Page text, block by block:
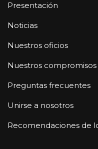
Presentación
Noticias
Nuestros oficios
Nuestros compromisos
Preguntas frecuentes
Unirse a nosotros
Recomendaciones de